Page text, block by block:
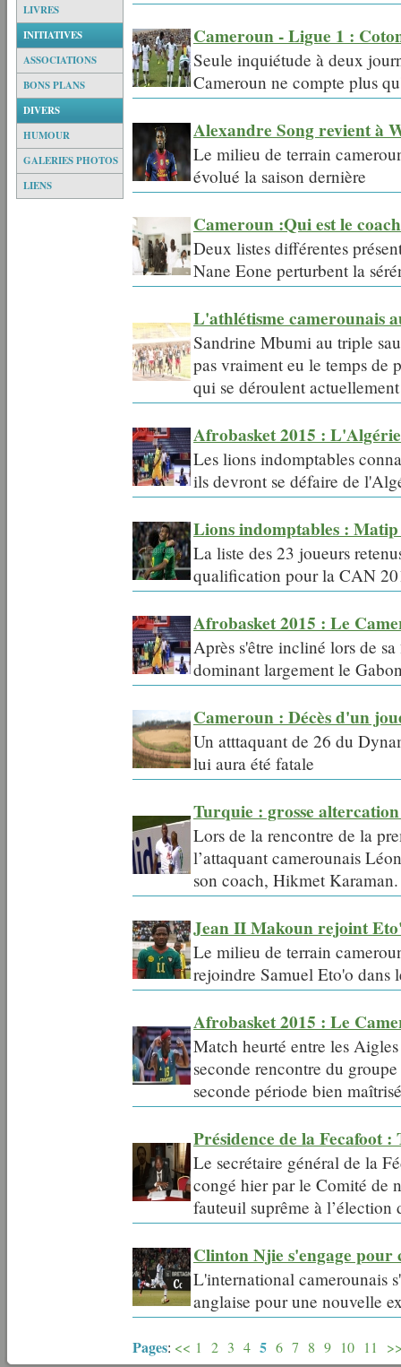
LIVRES
INITIATIVES
ASSOCIATIONS
BONS PLANS
DIVERS
HUMOUR
GALERIES PHOTOS
LIENS
Cameroun - Ligue 1 :
Seule inquiétude à deux
Cameroun ne compte plus
Alexandre Song revient à
Le milieu de terrain
évolué la saison dernière
Cameroun :Qui est le
Deux listes différentes
Nane Eone perturbent la
L'athlétisme camerounais
Sandrine Mbumi au triple
pas vraiment eu le temps de
qui se déroulent
Afrobasket 2015 :
Les lions indomptables
ils devront se défaire de
Lions indomptables :
La liste des 23 joueurs
qualification pour la CAN
Afrobasket 2015 : Le
Après s'être incliné lors de
dominant largement le
Cameroun : Décès d'un
Un atttaquant de 26 du
lui aura été fatale
Turquie : grosse
Lors de la rencontre de la
l’attaquant camerounais
son coach, Hikmet Karaman.
Jean II Makoun rejoint
Le milieu de terrain
rejoindre Samuel Eto'o dans
Afrobasket 2015 : Le
Match heurté entre les
seconde rencontre du
seconde période bien
Présidence de la Fecafoot
Le secrétaire général de la
congé hier par le Comité de
fauteuil suprême à
Clinton Njie s'engage pour
L'international camerounais
anglaise pour une nouvelle
Pages: << 1 2 3 4 5 6 7 8 9 10 11